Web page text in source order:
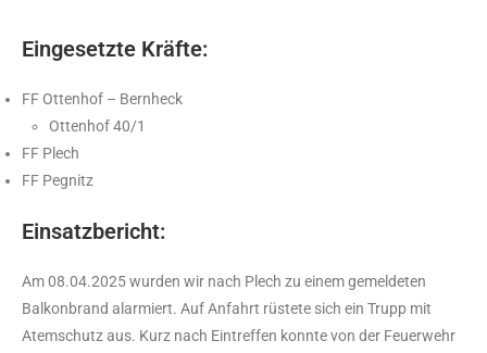
Eingesetzte Kräfte:
FF Ottenhof – Bernheck
Ottenhof 40/1
FF Plech
FF Pegnitz
Einsatzbericht:
Am 08.04.2025 wurden wir nach Plech zu einem gemeldeten
Balkonbrand alarmiert. Auf Anfahrt rüstete sich ein Trupp mit
Atemschutz aus. Kurz nach Eintreffen konnte von der Feuerwehr